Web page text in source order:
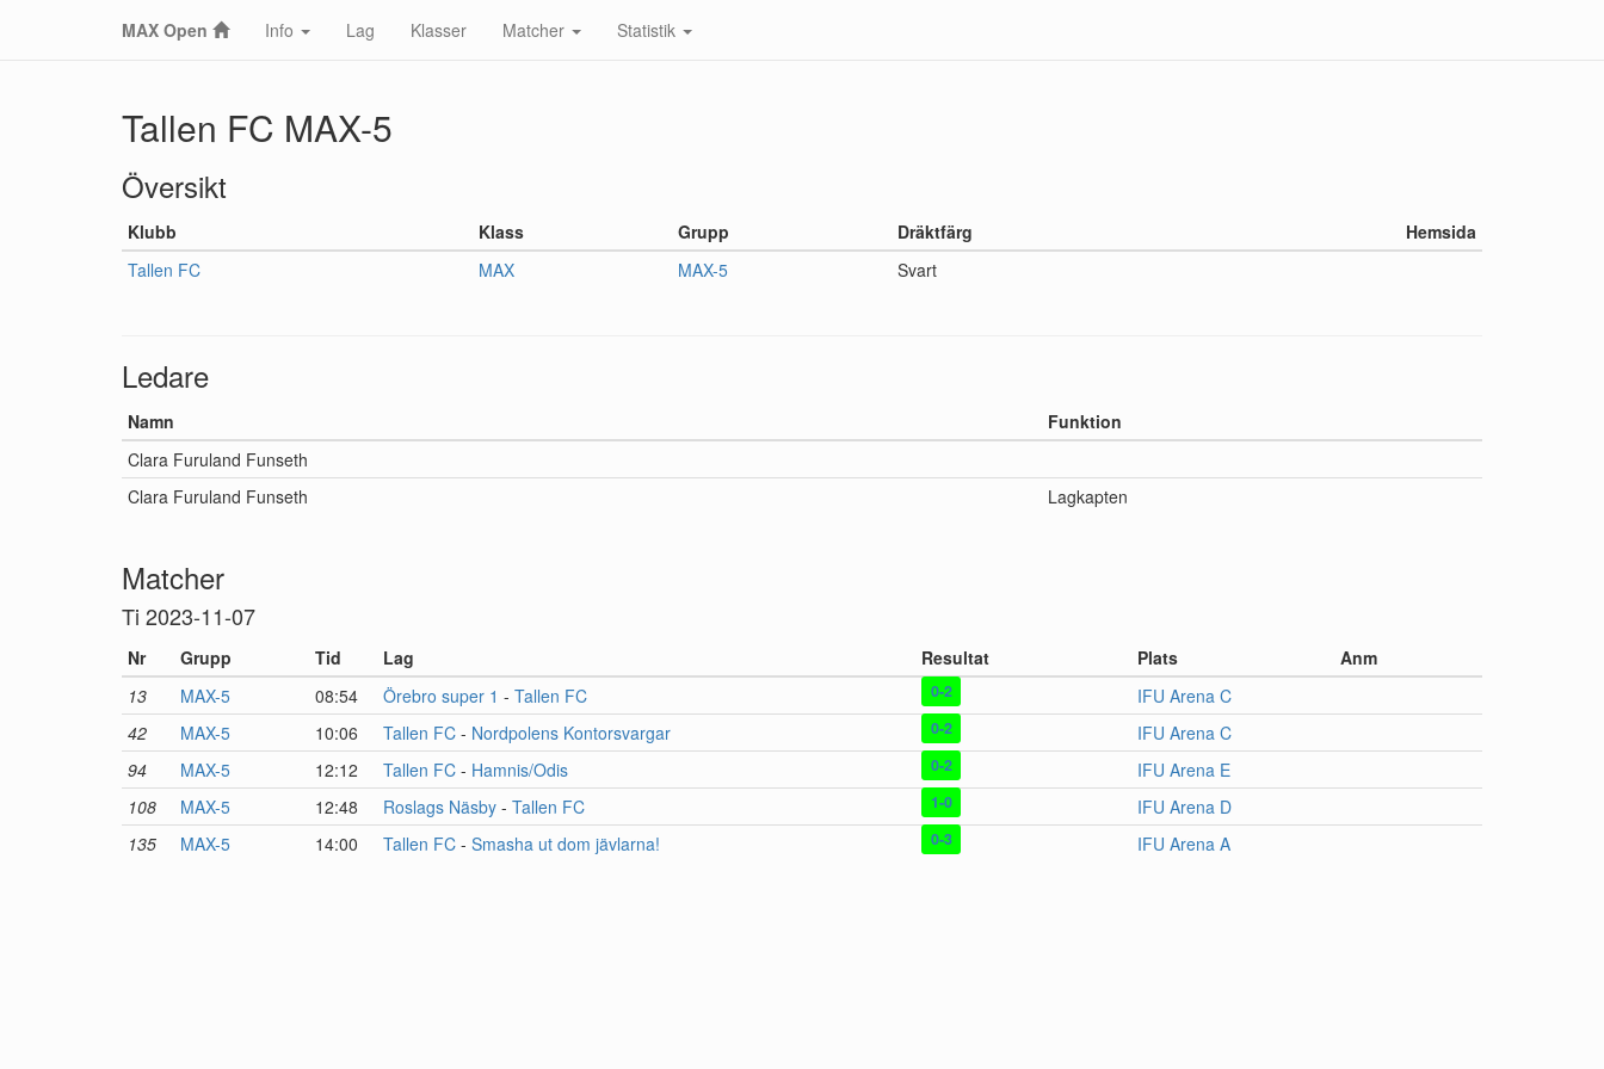
MAX Open Info Lag Klasser Matcher Statistik
Tallen FC MAX-5
Översikt
Klubb Klass Grupp Dräktfärg
Hemsida
Tallen FC
MAX MAX-5 Svart
Ledare
Namn
Funktion
Clara Furuland Funseth
Clara Furuland Funseth
Lagkapten
Matcher
Ti 2023-11-07
Nr Grupp Tid Lag Resultat Plats
Anm
13
MAX-5 08:54 Örebro super 1 - Tallen FC 0-2
IFU Arena C
42
MAX-5 10:06 Tallen FC - Nordpolens Kontorsvargar 0-2
IFU Arena C
94
MAX-5 12:12 Tallen FC - Hamnis/Odis 0-2
IFU Arena E
108
MAX-5 12:48 Roslags Näsby - Tallen FC 1-0
IFU Arena D
135
MAX-5 14:00 Tallen FC - Smasha ut dom jävlarna! 0-3 IFU Arena A